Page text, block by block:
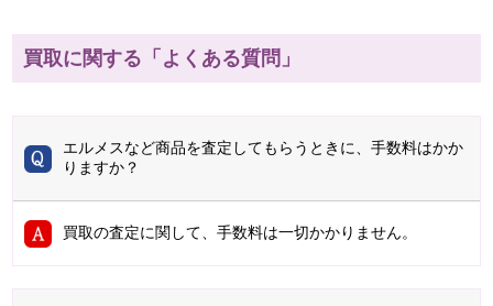
買取に関する「よくある質問」
エルメスなど商品を査定してもらうときに、手数料はかか
りますか？
買取の査定に関して、手数料は一切かかりません。